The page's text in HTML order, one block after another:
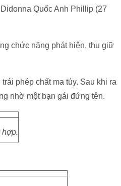
Quốc Anh Phillip (27
chức năng phát hiện, thu giữ
phép chất ma túy. Sau khi ra
nhờ một bạn gái đứng tên.
hợp.